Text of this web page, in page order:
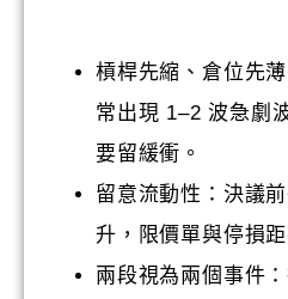
槓桿先縮、倉位先
常出現 1–2 波急劇
要留緩衝。
留意流動性：決議
升，限價單與停損距
兩段視為兩個事件